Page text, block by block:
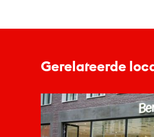
Gerelateerde